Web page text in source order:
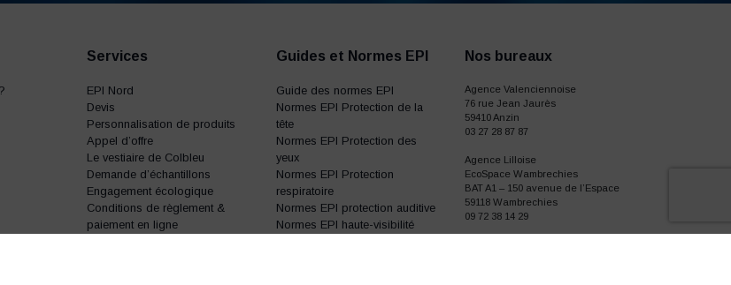
Services
EPI Nord
Devis
Personnalisation de produits
Appel d’offre
Le vestiaire de Colbleu
Demande d’échantillons
Engagement écologique
Conditions de règlement &
paiement en ligne
Guides et Normes EPI
Guide des normes EPI
Normes EPI Protection de la
tête
Normes EPI Protection des
yeux
Normes EPI Protection
respiratoire
Normes EPI protection auditive
Normes EPI haute-visibilité
Nos bureaux
Agence Valenciennoise
76 rue Jean Jaurès
59410 Anzin
03 27 28 87 87
Agence Lilloise
EcoSpace Wambrechies
BAT A1 – 150 avenue de l’Espace
59118 Wambrechies
09 72 38 14 29